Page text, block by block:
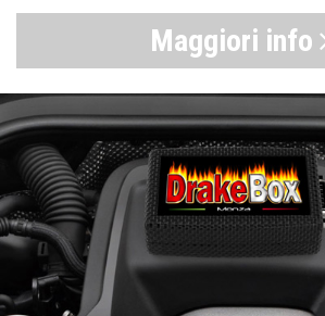
Maggiori info